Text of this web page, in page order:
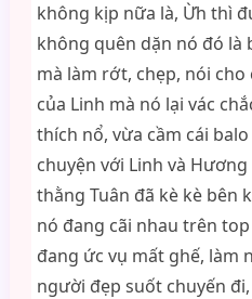
không kịp nữa là, Ừh thì
không quên dặn nó đó là
mà làm rớt, chẹp, nói
của Linh mà nó lại vác
thích nổ, vừa cầm cái
chuyện với Linh và
thằng Tuân đã kè kè bên
nó đang cãi nhau trên
đang ức vụ mất ghế, làm
người đẹp suốt chuyến